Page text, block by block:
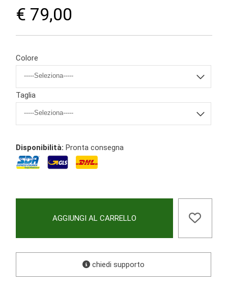
€ 79,00
Colore
Taglia
Disponibilità: Pronta consegna
AGGIUNGI AL CARRELLO
chiedi supporto